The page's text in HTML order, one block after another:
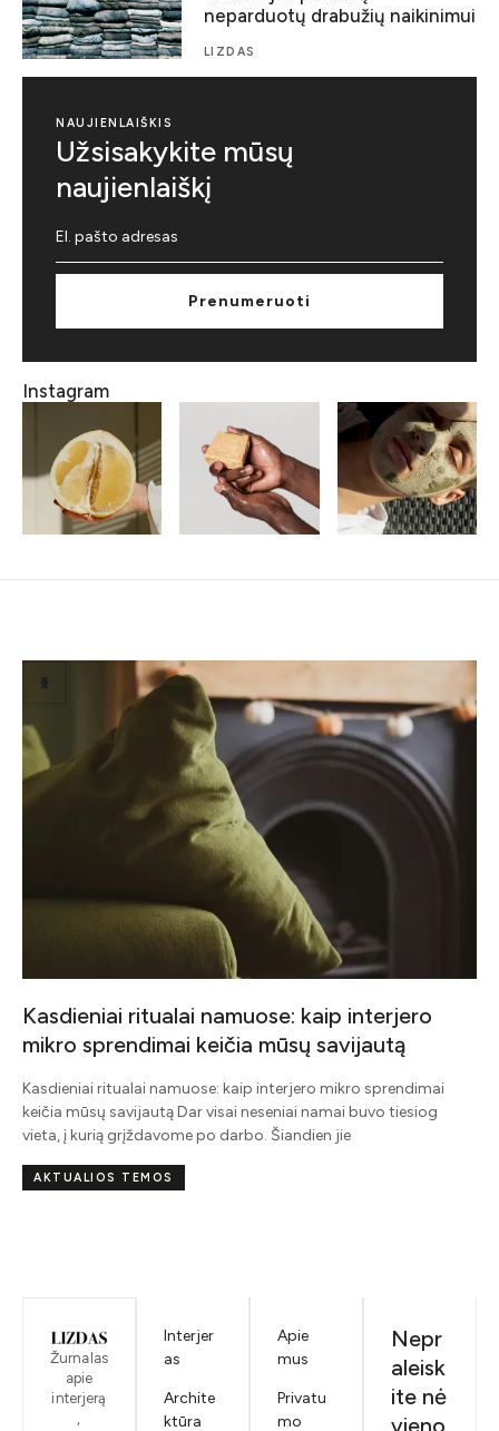
neparduotų drabužių naikinimui
LIZDAS
NAUJIENLAIŠKIS
Užsisakykite mūsų
naujienlaiškį
Prenumeruoti
Instagram
Kasdieniai ritualai namuose: kaip interjero
mikro sprendimai keičia mūsų savijautą
Kasdieniai ritualai namuose: kaip interjero mikro sprendimai
keičia mūsų savijautą Dar visai neseniai namai buvo tiesiog
vieta, į kurią grįždavome po darbo. Šiandien jie
AKTUALIOS TEMOS
Žurnalas
apie
interjerą
Interjer
as
Archite
ktūra
Apie
mus
Privatu
mo
Nepr
aleisk
ite nė
vieno